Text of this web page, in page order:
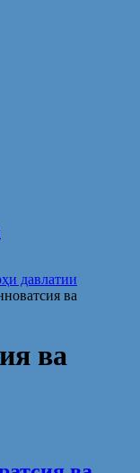
давлатии
ва
ва